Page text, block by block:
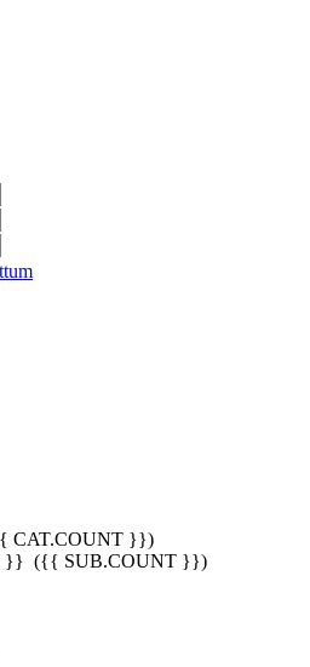
CAT.COUNT }})
}} ({{ SUB.COUNT }})